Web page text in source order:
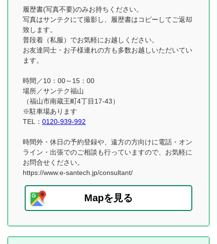
履歴書(写真不要)のみお持ちください。
写真はサンテクにて撮影し、履歴書はコピーしてご返却
致します。
普段着（私服）でお気軽にお越しください。
お友達同士・お子様連れの方も多数お越しいただいてい
ます。
時間／10：00～15：00
場所／サンテク福山
（福山市南蔵王町4丁目17-43）
※駐車場あります
TEL： 0120-939-992
時間外・休日の予約登録や、遠方の方向けに電話・オン
ライン・出張でのご相談も行っていますので、お気軽に
お問合せください。
https://www.e-santech.jp/consultant/
Mapを見る